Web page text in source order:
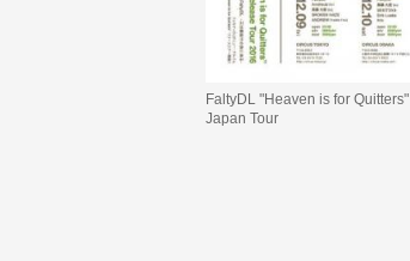
FaltyDL "Heaven is for Quitters"
Japan Tour